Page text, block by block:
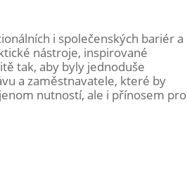
i společenských bariér a
nástroje, inspirované
tak, aby byly jednoduše
a zaměstnavatele, které by
nutností, ale i přínosem pro